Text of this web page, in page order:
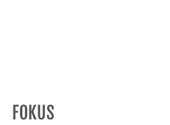
FOKUS